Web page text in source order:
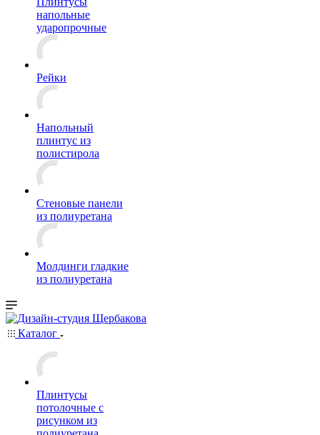
напольные
ударопрочные
Рейки
Напольный
плинтус из
полистирола
Стеновые панели
из полиуретана
Молдинги гладкие
из полиуретана
Каталог
Плинтусы
потолочные с
рисунком из